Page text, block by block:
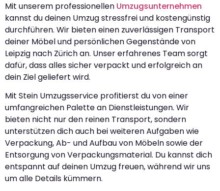
Mit unserem professionellen Umzugsunternehmen
kannst du deinen Umzug stressfrei und kostengünstig
durchführen. Wir bieten einen zuverlässigen Transport
deiner Möbel und persönlichen Gegenstände von
Leipzig nach Zürich an. Unser erfahrenes Team sorgt
dafür, dass alles sicher verpackt und erfolgreich an
dein Ziel geliefert wird.
Mit Stein Umzugsservice profitierst du von einer
umfangreichen Palette an Dienstleistungen. Wir
bieten nicht nur den reinen Transport, sondern
unterstützen dich auch bei weiteren Aufgaben wie
Verpackung, Ab- und Aufbau von Möbeln sowie der
Entsorgung von Verpackungsmaterial. Du kannst dich
entspannt auf deinen Umzug freuen, während wir uns
um alle Details kümmern.